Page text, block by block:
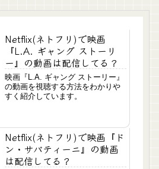
Netflix(ネトフリ)で映画
『L.A. ギャング ストーリ
ー』の動画は配信してる？
映画『L.A. ギャング ストーリー』
の動画を視聴する方法をわかりや
すく紹介しています。
Netflix(ネトフリ)で映画『ド
ン・サバティーニ』の動画
は配信してる？